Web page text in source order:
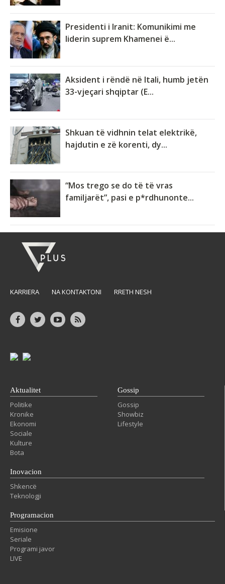
Presidenti i Iranit: Komunikimi me
liderin suprem Khamenei ë...
Aksident i rëndë në Itali, humb jetën
33-vjeçari shqiptar (E...
Shkuan të vidhnin telat elektrikë,
hajdutin e zë korenti, dy...
“Mos trego se do të të vras
familjarët”, pasi e p*rdhunonte...
KARRIERA NA KONTAKTONI RRETH NESH
Aktualitet
Politike
Kronike
Ekonomi
Sociale
Kulture
Bota
Gossip
Gossip
Showbiz
Lifestyle
Inovacion
Shkencë
Teknologji
Programacion
Emisione
Seriale
Programi javor
LIVE